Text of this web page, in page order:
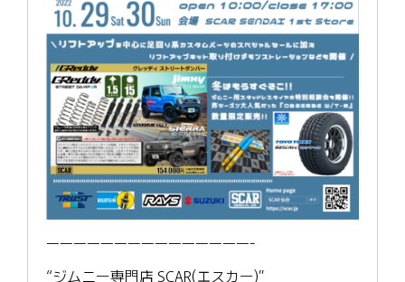
———————————————-
“ジムニー専門店 SCAR(エスカー)”